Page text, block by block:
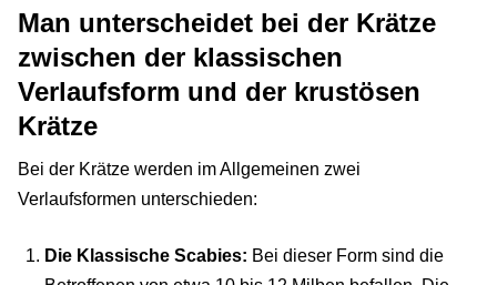
Man unterscheidet bei der Krätze
zwischen der klassischen
Verlaufsform und der krustösen
Krätze
Bei der Krätze werden im Allgemeinen zwei
Verlaufsformen unterschieden:
Die Klassische Scabies: Bei dieser Form sind die